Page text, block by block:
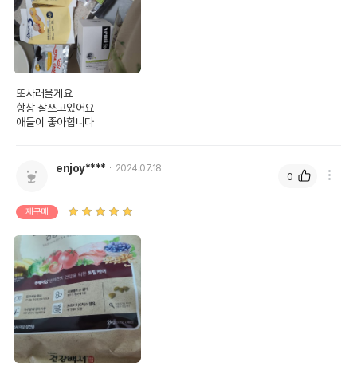
또사러올게요
항상 잘쓰고있어요
애들이 좋아합니다
enjoy**** 2024.07.18
재구매
0